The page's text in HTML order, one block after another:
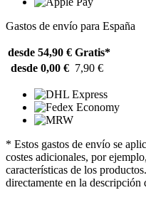
Gastos de envío para España
desde 54,90 € Gratis*
desde 0,00 € 7,90 €
* Estos gastos de envío se
costes adicionales, por
características de los
directamente en la descripción